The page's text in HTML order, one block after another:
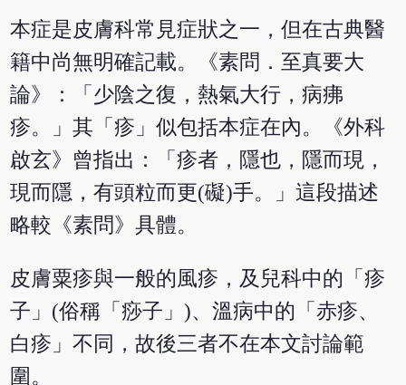
本症是皮膚科常見症狀之一，但在古典醫
籍中尚無明確記載。《素問．至真要大
論》：「少陰之復，熱氣大行，病疿
疹。」其「疹」似包括本症在內。《外科
啟玄》曾指出：「疹者，隱也，隱而現，
現而隱，有頭粒而更(礙)手。」這段描述
略較《素問》具體。
皮膚粟疹與一般的風疹，及兒科中的「疹
子」(俗稱「痧子」)、溫病中的「赤疹、
白疹」不同，故後三者不在本文討論範
圍。